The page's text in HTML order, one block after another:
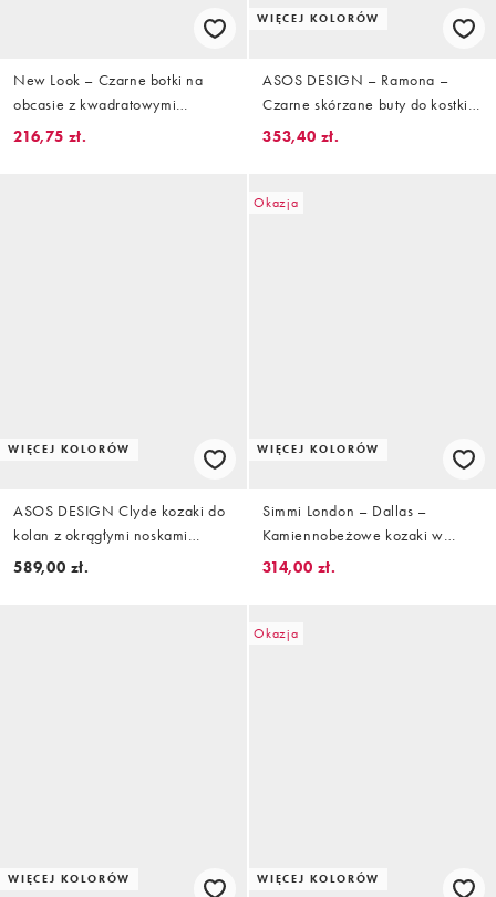
New Look – Czarne botki na
obcasie z kwadratowymi
noskami
216,75 zł.
WIĘCEJ KOLORÓW
ASOS DESIGN – Ramona –
Czarne skórzane buty do kostki
na obcasie z kwadratowymi
353,40 zł.
WIĘCEJ KOLORÓW
ASOS DESIGN Clyde kozaki do
kolan z okrągłymi noskami
wsuwane z oliwkowego zamszu
589,00 zł.
Okazja
WIĘCEJ KOLORÓW
Simmi London – Dallas –
Kamiennobeżowe kozaki w
kowbojskim stylu z imitacji
314,00 zł.
WIĘCEJ KOLORÓW
Okazja
WIĘCEJ KOLORÓW